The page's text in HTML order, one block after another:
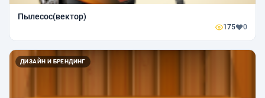
Пылесос(вектор)
175 0
ДИЗАЙН И БРЕНДИНГ